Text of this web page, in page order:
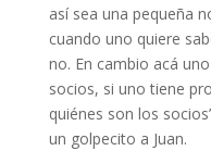
así sea una pequeña
cuando uno quiere
no. En cambio acá
socios, si uno tiene
quiénes son los
un golpecito a Juan.